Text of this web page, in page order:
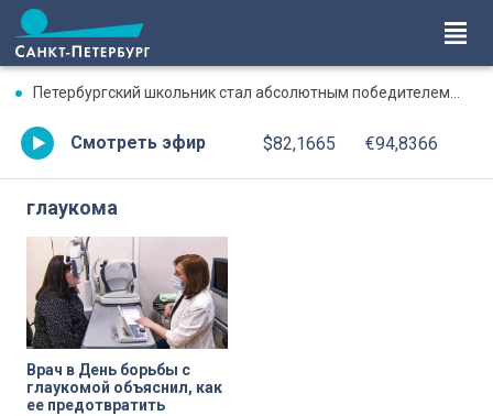
Петербургский школьник стал абсолютным победителем Международной олимпиады по ИИ
Смотреть эфир $82,1665 €94,8366
глаукома
Врач в День борьбы с
глаукомой объяснил, как
ее предотвратить